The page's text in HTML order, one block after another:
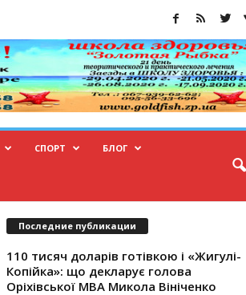
СПОРТ БЛОГ
Последние публикации
110 тисяч доларів готівкою і «Жигулі-
Копійка»: що декларує голова
Оріхівської МВА Микола Вініченко